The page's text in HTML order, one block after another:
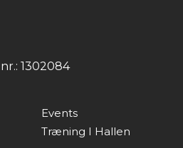
1302084
Events
Træning I Hallen